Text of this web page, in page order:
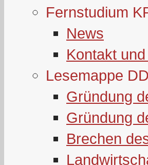
Fernstudium
News
Kontakt
Lesemappe
Gründung
Gründung
Brechen